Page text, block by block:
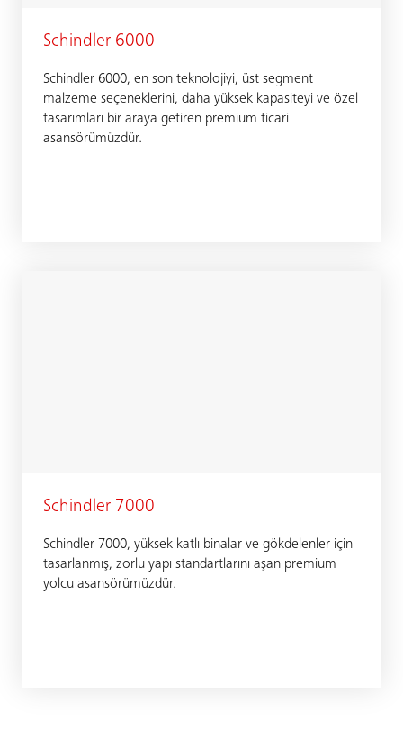
Schindler 6000
Schindler 6000, en son teknolojiyi, üst segment
malzeme seçeneklerini, daha yüksek kapasiteyi ve özel
tasarımları bir araya getiren premium ticari
asansörümüzdür.
Schindler 7000
Schindler 7000, yüksek katlı binalar ve gökdelenler için
tasarlanmış, zorlu yapı standartlarını aşan premium
yolcu asansörümüzdür.